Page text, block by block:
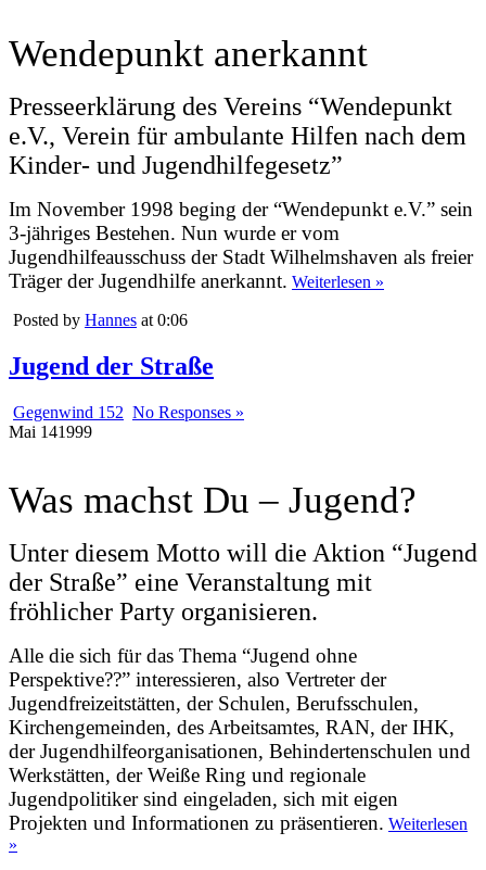
Wendepunkt anerkannt
Presseerklärung des Vereins “Wendepunkt
e.V., Verein für ambulante Hilfen nach dem
Kinder- und Jugendhilfegesetz”
Im November 1998 beging der “Wendepunkt e.V.” sein
3-jähriges Bestehen. Nun wurde er vom
Jugendhilfeausschuss der Stadt Wilhelmshaven als freier
Träger der Jugendhilfe anerkannt. Weiterlesen »
Posted by Hannes at 0:06
Jugend der Straße
Gegenwind 152 No Responses »
Mai 141999
Was machst Du – Jugend?
Unter diesem Motto will die Aktion “Jugend
der Straße” eine Veranstaltung mit
fröhlicher Party organisieren.
Alle die sich für das Thema “Jugend ohne
Perspektive??” interessieren, also Vertreter der
Jugendfreizeitstätten, der Schulen, Berufsschulen,
Kirchengemeinden, des Arbeitsamtes, RAN, der IHK,
der Jugendhilfeorganisationen, Behindertenschulen und
Werkstätten, der Weiße Ring und regionale
Jugendpolitiker sind eingeladen, sich mit eigen
Projekten und Informationen zu präsentieren. Weiterlesen
»